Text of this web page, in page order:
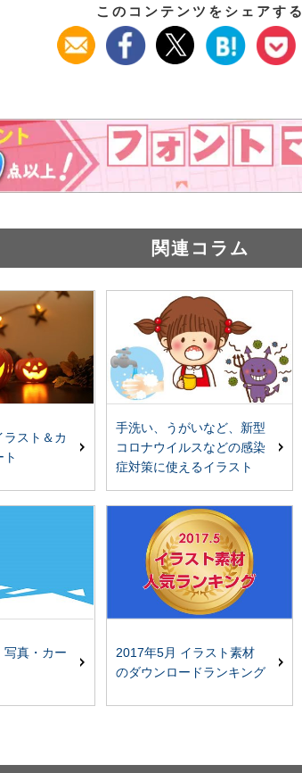
このコンテンツをシェアする
関連コラム
スト＆カ
手洗い、うがいなど、新型
コロナウイルスなどの感染
症対策に使えるイラスト
写真・カー
2017年5月 イラスト素材
のダウンロードランキング